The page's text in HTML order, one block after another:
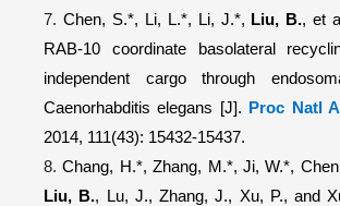
7. Chen, S.*, Li, L.*, Li, J.*, Liu, B., et
RAB-10 coordinate basolateral
independent cargo through
Caenorhabditis elegans [J]. Proc Natl
2014, 111(43): 15432-15437.
8.Chang, H.*, Zhang, M.*, Ji, W.*,
Liu, B., Lu, J., Zhang, J., Xu, P., and